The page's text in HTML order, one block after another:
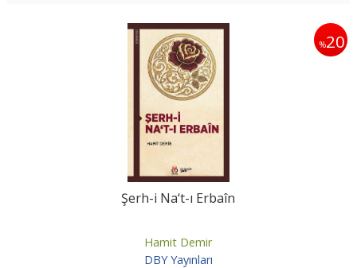
%20
Şerh-i Na‘t-ı Erbaîn
Hamit Demir
DBY Yayınları